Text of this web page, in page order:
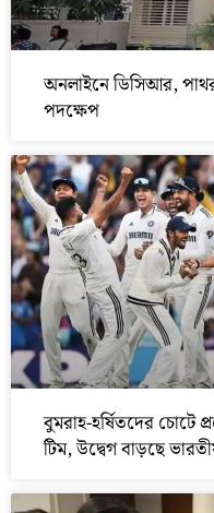
অনলাইনে ডিসিআর,
পদক্ষেপ
বুমরাহ-হর্ষিতদের চোটে
টিম, উদ্বেগ বাড়ছে